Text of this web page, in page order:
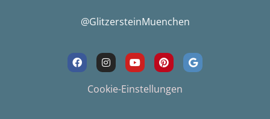
@GlitzersteinMuenchen
F
a
c
I
n
s
t
a
Y
o
u
t
u
P
i
n
t
e
G
o
o
Cookie-Einstellungen